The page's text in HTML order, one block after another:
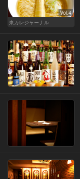
Vol.4
東カレジャーナル